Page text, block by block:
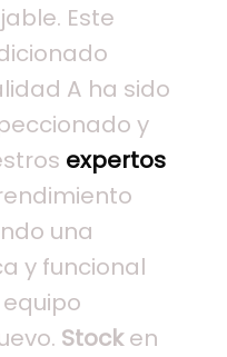
Este
A ha sido
y
expertos
una
y funcional
Stocken